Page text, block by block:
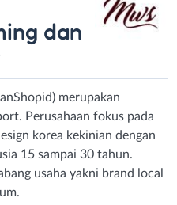
dan
merupakan
Perusahaan fokus pada
korea kekinian dengan
15 sampai 30 tahun.
usaha yakni brand local